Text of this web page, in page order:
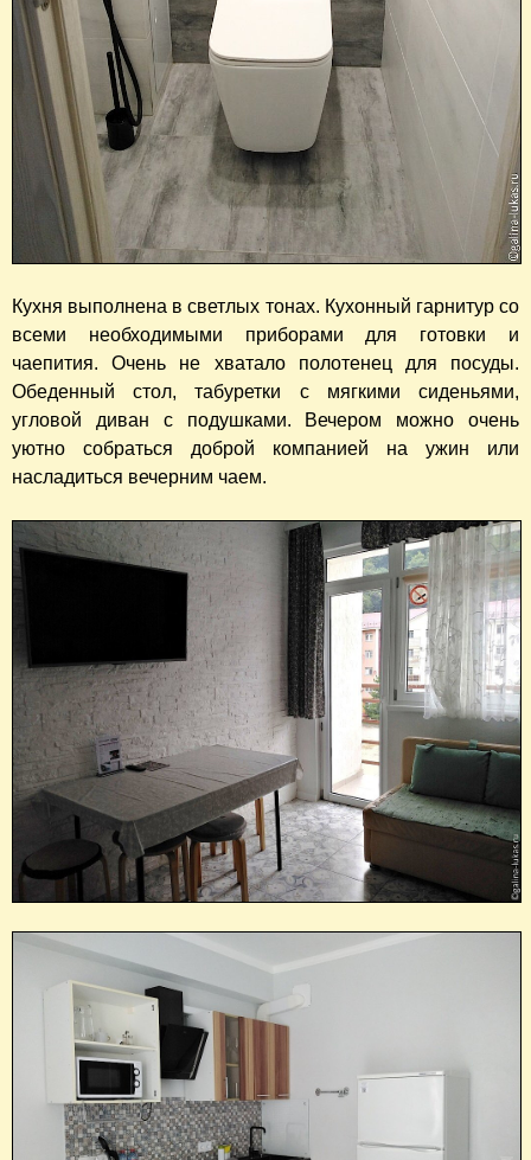
Кухня выполнена в светлых тонах. Кухонный гарнитур со
всеми необходимыми приборами для готовки и
чаепития. Очень не хватало полотенец для посуды.
Обеденный стол, табуретки с мягкими сиденьями,
угловой диван с подушками. Вечером можно очень
уютно собраться доброй компанией на ужин или
насладиться вечерним чаем.